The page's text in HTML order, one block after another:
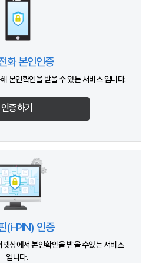
화 본인인증
본인확인을 받을 수 있는 서비스 입니다.
인증하기
(i-PIN) 인증
상에서 본인확인을 받을 수있는 서비스
입니다.